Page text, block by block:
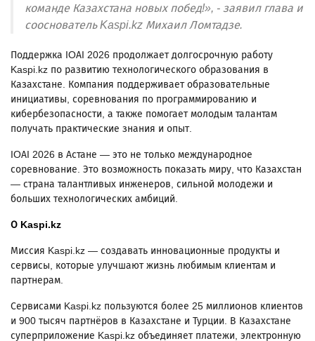
команде Казахстана новых побед!», - заявил глава и
сооснователь Kaspi.kz Михаил Ломтадзе.
Поддержка IOAI 2026 продолжает долгосрочную работу
Kaspi.kz по развитию технологического образования в
Казахстане. Компания поддерживает образовательные
инициативы, соревнования по программированию и
кибербезопасности, а также помогает молодым талантам
получать практические знания и опыт.
IOAI 2026 в Астане — это не только международное
соревнование. Это возможность показать миру, что Казахстан
— страна талантливых инженеров, сильной молодежи и
больших технологических амбиций.
О Kaspi.kz
Миссия Kaspi.kz — создавать инновационные продукты и
сервисы, которые улучшают жизнь любимым клиентам и
партнерам.
Сервисами Kaspi.kz пользуются более 25 миллионов клиентов
и 900 тысяч партнёров в Казахстане и Турции. В Казахстане
суперприложение Kaspi.kz объединяет платежи, электронную